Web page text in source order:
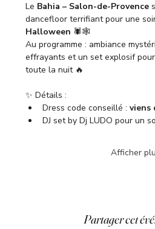
Le Bahia – Salon-de-Provence
dancefloor terrifiant pour une
Halloween 🕷️🕸️
Au programme : ambiance
effrayants et un set explosif
toute la nuit 🔥
✨ Détails :
Dress code conseillé : viens
DJ set by Dj LUDO pour un
Afficher
Partager cet